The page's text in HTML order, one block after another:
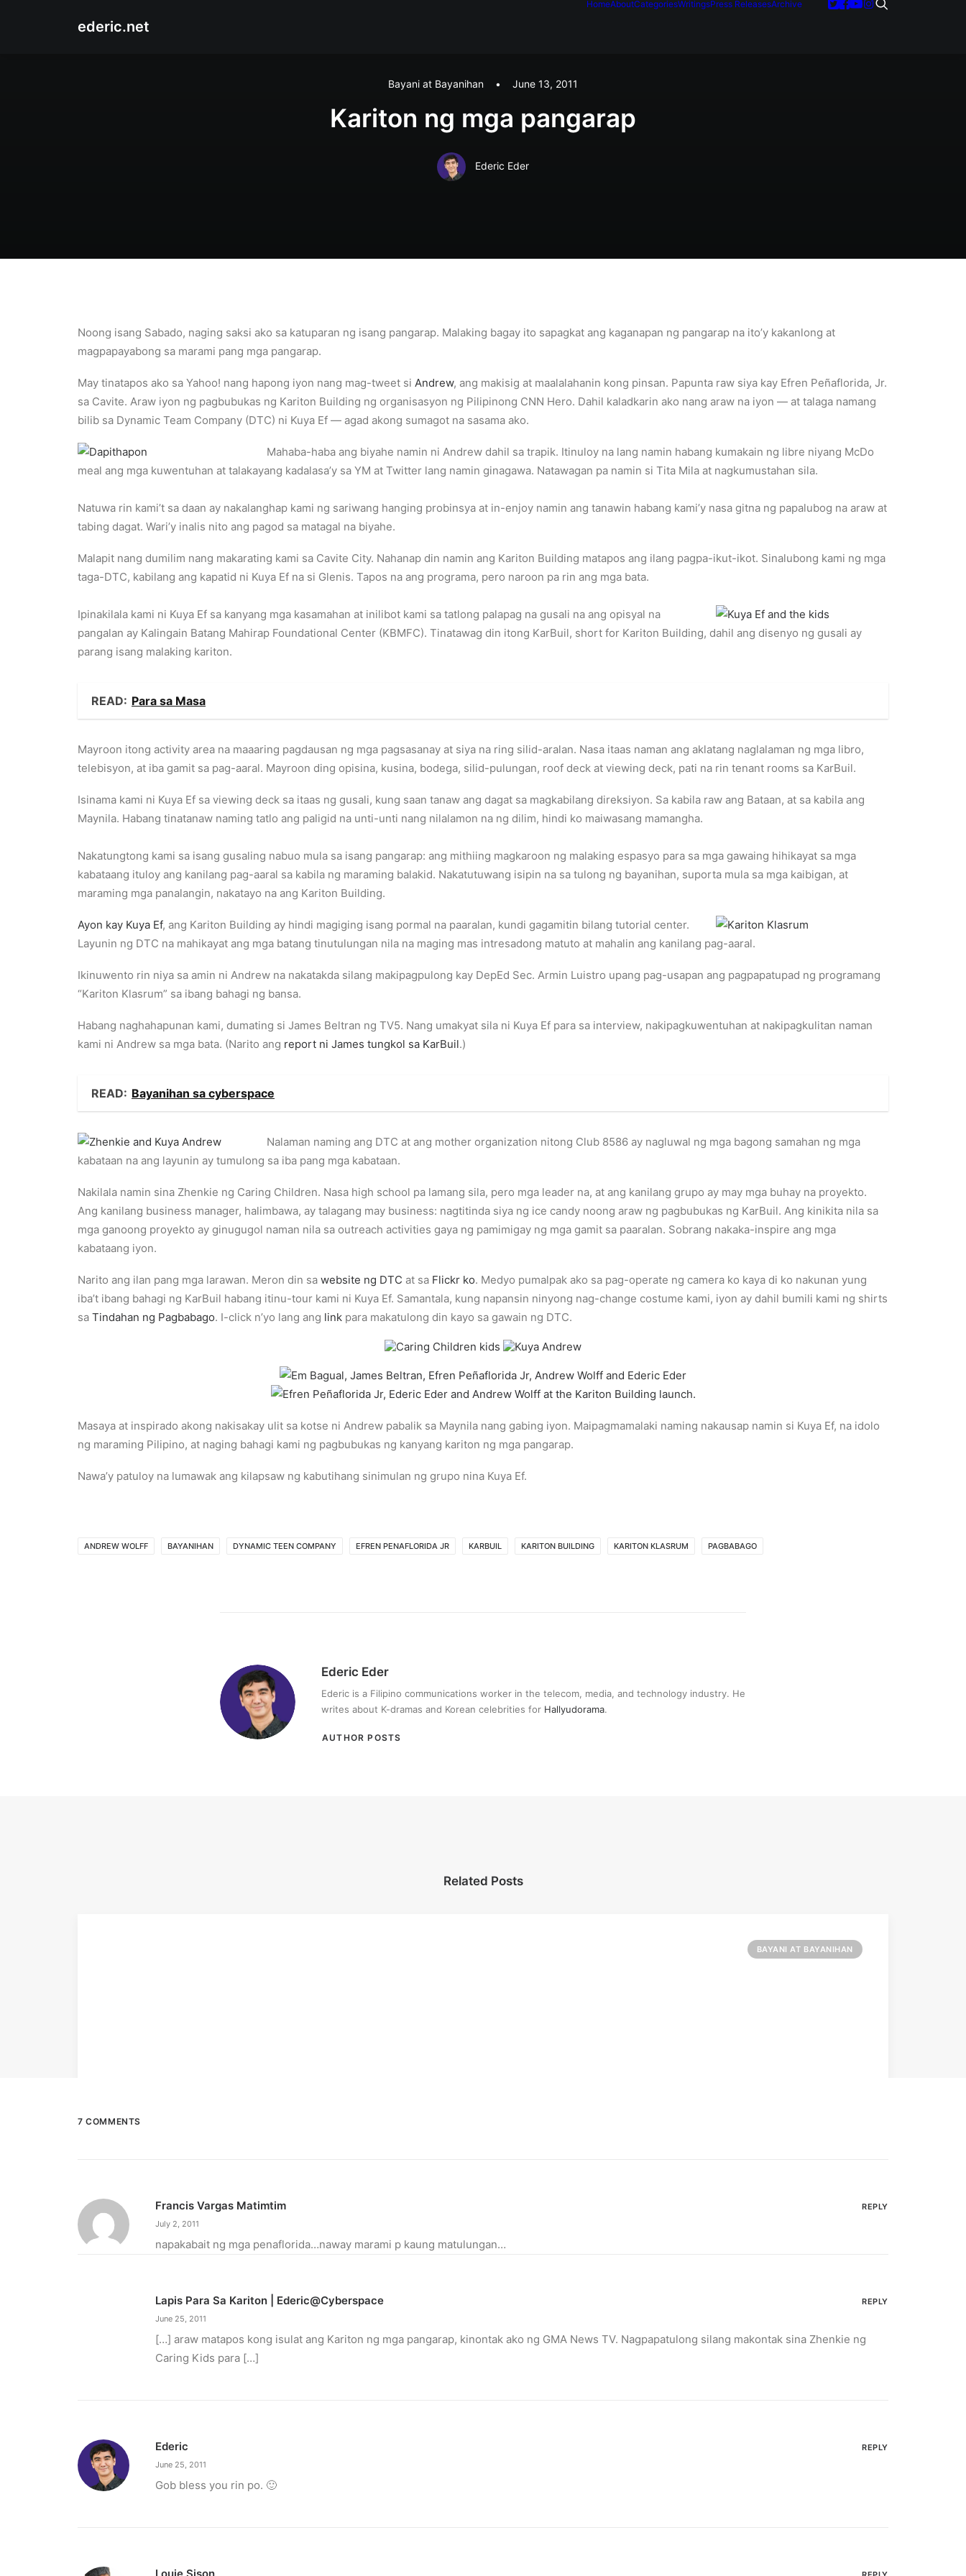
ederic.net
HomeAboutCategoriesWritingsPress ReleasesArchive
Bayani at Bayanihan • June 13, 2011
Kariton ng mga pangarap
Ederic Eder
Noong isang Sabado, naging saksi ako sa katuparan ng isang pangarap. Malaking bagay ito sapagkat ang kaganapan ng pangarap na ito’y kakanlong at
magpapayabong sa marami pang mga pangarap.
May tinatapos ako sa Yahoo! nang hapong iyon nang mag-tweet si Andrew, ang makisig at maalalahanin kong pinsan. Papunta raw siya kay Efren Peñaflorida, Jr.
sa Cavite. Araw iyon ng pagbubukas ng Kariton Building ng organisasyon ng Pilipinong CNN Hero. Dahil kaladkarin ako nang araw na iyon — at talaga namang
bilib sa Dynamic Team Company (DTC) ni Kuya Ef — agad akong sumagot na sasama ako.
Mahaba-haba ang biyahe namin ni Andrew dahil sa trapik. Itinuloy na lang namin habang kumakain ng libre niyang McDo
meal ang mga kuwentuhan at talakayang kadalasa’y sa YM at Twitter lang namin ginagawa. Natawagan pa namin si Tita Mila at nagkumustahan sila.
Natuwa rin kami’t sa daan ay nakalanghap kami ng sariwang hanging probinsya at in-enjoy namin ang tanawin habang kami’y nasa gitna ng papalubog na araw at
tabing dagat. Wari’y inalis nito ang pagod sa matagal na biyahe.
Malapit nang dumilim nang makarating kami sa Cavite City. Nahanap din namin ang Kariton Building matapos ang ilang pagpa-ikut-ikot. Sinalubong kami ng mga
taga-DTC, kabilang ang kapatid ni Kuya Ef na si Glenis. Tapos na ang programa, pero naroon pa rin ang mga bata.
Ipinakilala kami ni Kuya Ef sa kanyang mga kasamahan at inilibot kami sa tatlong palapag na gusali na ang opisyal na
pangalan ay Kalingain Batang Mahirap Foundational Center (KBMFC). Tinatawag din itong KarBuil, short for Kariton Building, dahil ang disenyo ng gusali ay
parang isang malaking kariton.
READ: Para sa Masa
Mayroon itong activity area na maaaring pagdausan ng mga pagsasanay at siya na ring silid-aralan. Nasa itaas naman ang aklatang naglalaman ng mga libro,
telebisyon, at iba gamit sa pag-aaral. Mayroon ding opisina, kusina, bodega, silid-pulungan, roof deck at viewing deck, pati na rin tenant rooms sa KarBuil.
Isinama kami ni Kuya Ef sa viewing deck sa itaas ng gusali, kung saan tanaw ang dagat sa magkabilang direksiyon. Sa kabila raw ang Bataan, at sa kabila ang
Maynila. Habang tinatanaw naming tatlo ang paligid na unti-unti nang nilalamon na ng dilim, hindi ko maiwasang mamangha.
Nakatungtong kami sa isang gusaling nabuo mula sa isang pangarap: ang mithiing magkaroon ng malaking espasyo para sa mga gawaing hihikayat sa mga
kabataang ituloy ang kanilang pag-aaral sa kabila ng maraming balakid. Nakatutuwang isipin na sa tulong ng bayanihan, suporta mula sa mga kaibigan, at
maraming mga panalangin, nakatayo na ang Kariton Building.
Ayon kay Kuya Ef, ang Kariton Building ay hindi magiging isang pormal na paaralan, kundi gagamitin bilang tutorial center.
Layunin ng DTC na mahikayat ang mga batang tinutulungan nila na maging mas intresadong matuto at mahalin ang kanilang pag-aaral.
Ikinuwento rin niya sa amin ni Andrew na nakatakda silang makipagpulong kay DepEd Sec. Armin Luistro upang pag-usapan ang pagpapatupad ng programang
“Kariton Klasrum” sa ibang bahagi ng bansa.
Habang naghahapunan kami, dumating si James Beltran ng TV5. Nang umakyat sila ni Kuya Ef para sa interview, nakipagkuwentuhan at nakipagkulitan naman
kami ni Andrew sa mga bata. (Narito ang report ni James tungkol sa KarBuil.)
READ: Bayanihan sa cyberspace
Nalaman naming ang DTC at ang mother organization nitong Club 8586 ay nagluwal ng mga bagong samahan ng mga
kabataan na ang layunin ay tumulong sa iba pang mga kabataan.
Nakilala namin sina Zhenkie ng Caring Children. Nasa high school pa lamang sila, pero mga leader na, at ang kanilang grupo ay may mga buhay na proyekto.
Ang kanilang business manager, halimbawa, ay talagang may business: nagtitinda siya ng ice candy noong araw ng pagbubukas ng KarBuil. Ang kinikita nila sa
mga ganoong proyekto ay ginugugol naman nila sa outreach activities gaya ng pamimigay ng mga gamit sa paaralan. Sobrang nakaka-inspire ang mga
kabataang iyon.
Narito ang ilan pang mga larawan. Meron din sa website ng DTC at sa Flickr ko. Medyo pumalpak ako sa pag-operate ng camera ko kaya di ko nakunan yung
iba’t ibang bahagi ng KarBuil habang itinu-tour kami ni Kuya Ef. Samantala, kung napansin ninyong nag-change costume kami, iyon ay dahil bumili kami ng shirts
sa Tindahan ng Pagbabago. I-click n’yo lang ang link para makatulong din kayo sa gawain ng DTC.
Masaya at inspirado akong nakisakay ulit sa kotse ni Andrew pabalik sa Maynila nang gabing iyon. Maipagmamalaki naming nakausap namin si Kuya Ef, na idolo
ng maraming Pilipino, at naging bahagi kami ng pagbubukas ng kanyang kariton ng mga pangarap.
Nawa’y patuloy na lumawak ang kilapsaw ng kabutihang sinimulan ng grupo nina Kuya Ef.
ANDREW WOLFF BAYANIHAN DYNAMIC TEEN COMPANY EFREN PENAFLORIDA JR KARBUIL KARITON BUILDING KARITON KLASRUM PAGBABAGO
Ederic Eder
Ederic is a Filipino communications worker in the telecom, media, and technology industry. He
writes about K-dramas and Korean celebrities for Hallyudorama.
AUTHOR POSTS
Related Posts
BAYANI AT BAYANIHAN
May 31, 2023
7 COMMENTS
Francis Vargas Matimtim
July 2, 2011
napakabait ng mga penaflorida…naway marami p kaung matulungan…
REPLY
Lapis Para Sa Kariton | Ederic@cyberspace
June 25, 2011
[…] araw matapos kong isulat ang Kariton ng mga pangarap, kinontak ako ng GMA News TV. Nagpapatulong silang makontak sina Zhenkie ng
Caring Kids para […]
REPLY
Ederic
June 25, 2011
Gob bless you rin po. 🙂
REPLY